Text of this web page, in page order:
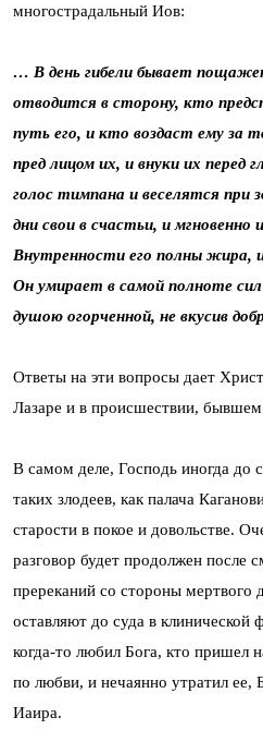
многострадальный Иов:
… В день гибели бывает пощажен
отводится в сторону, кто
путь его, и кто воздаст ему за
пред лицом их, и внуки их перед
голос тимпана и весе­лятся при
дни свои в счастьи, и мгновенно
Внутренности его полны жира,
Он умирает в самой полноте
душою огорченной, не вкусив
Ответы на эти вопросы дает
Лазаре и в происшествии, бывшем
В самом деле, Господь иногда до
таких злодеев, как палача
старости в покое и довольстве.
разговор будет продолжен после
пререканий со стороны мертвого
оставляют до суда в клинической
когда-то любил Бога, кто пришел
по любви, и нечаянно утратил ее,
Иаира.